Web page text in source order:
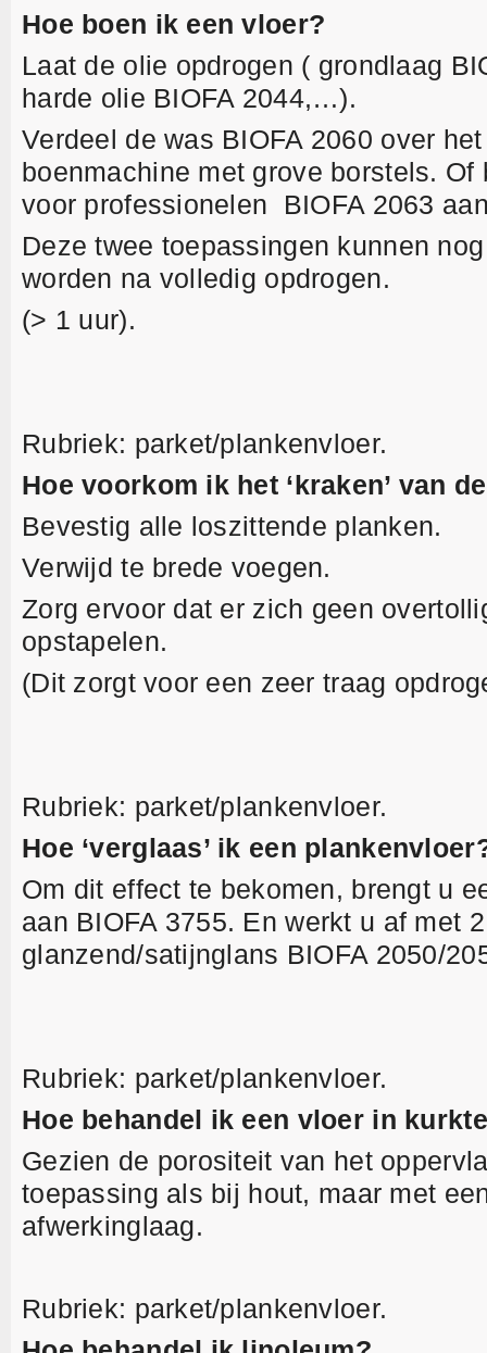
Hoe boen ik een vloer?
Laat de olie opdrogen ( grondlaag
harde olie BIOFA 2044,…).
Verdeel de was BIOFA 2060 over
boenmachine met grove borstels.
voor professionelen BIOFA 2063
Deze twee toepassingen kunnen
worden na volledig opdrogen.
(> 1 uur).
Rubriek: parket/plankenvloer.
Hoe voorkom ik het ‘kraken’ van
Bevestig alle loszittende planken.
Verwijd te brede voegen.
Zorg ervoor dat er zich geen
opstapelen.
(Dit zorgt voor een zeer traag
Rubriek: parket/plankenvloer.
Hoe ‘verglaas’ ik een
Om dit effect te bekomen, brengt u
aan BIOFA 3755. En werkt u af met
glanzend/satijnglans BIOFA 2050/
Rubriek: parket/plankenvloer.
Hoe behandel ik een vloer in
Gezien de porositeit van het
toepassing als bij hout, maar met
afwerkinglaag.
Rubriek: parket/plankenvloer.